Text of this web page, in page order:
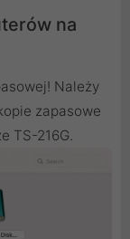
na
Należy
zapasowe
TS-216G.